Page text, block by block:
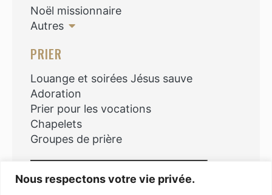
Nous respectons votre vie privée.
Noël missionnaire
Autres
PRIER
Louange et soirées Jésus sauve
Adoration
Prier pour les vocations
Chapelets
Groupes de prière